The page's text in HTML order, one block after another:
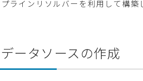
ラインリソルバーを利用して構築
ータソースの作成